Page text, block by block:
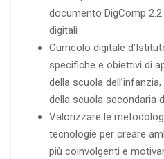
documento DigComp
digitali
Curricolo digitale
specifiche e obiettivi di
della scuola
della scuola secondaria
Valorizzare le
tecnologie per creare
più coinvolgenti e